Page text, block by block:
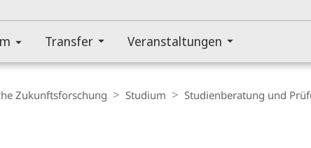
Transfer Veranstaltungen
Zukunftsforschung Studium Studienberatung und